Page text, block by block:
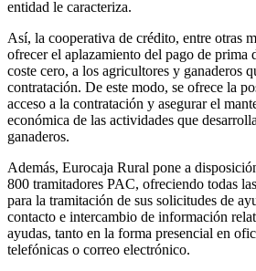
entidad le caracteriza.
Así, la cooperativa de crédito, entre otras
ofrecer el aplazamiento del pago de prima
coste cero, a los agricultores y ganaderos
contratación. De este modo, se ofrece la
acceso a la contratación y asegurar el
económica de las actividades que
ganaderos.
Además, Eurocaja Rural pone a
800 tramitadores PAC, ofreciendo todas
para la tramitación de sus solicitudes de
contacto e intercambio de información
ayudas, tanto en la forma presencial en
telefónicas o correo electrónico.